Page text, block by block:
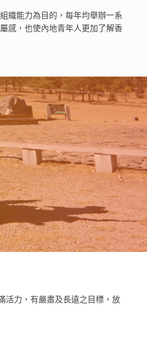
織能力為目的，每年均舉辦一系
感，也使內地青年人更加了解香
活力，有嚴肅及長遠之目標，放